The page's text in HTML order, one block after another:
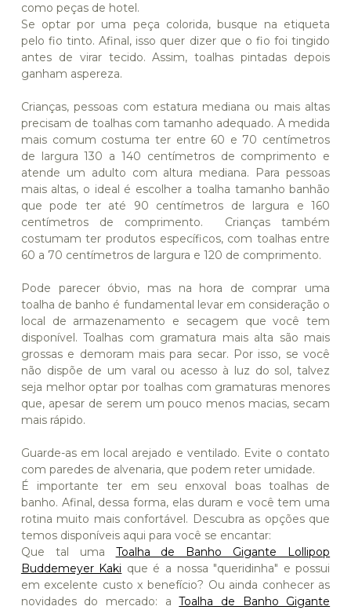
como peças de hotel.
Se optar por uma peça colorida, busque na etiqueta
pelo fio tinto. Afinal, isso quer dizer que o fio foi tingido
antes de virar tecido. Assim, toalhas pintadas depois
ganham aspereza.
Crianças, pessoas com estatura mediana ou mais altas
precisam de toalhas com tamanho adequado. A medida
mais comum costuma ter entre 60 e 70 centímetros
de largura 130 a 140 centímetros de comprimento e
atende um adulto com altura mediana. Para pessoas
mais altas, o ideal é escolher a toalha tamanho banhão
que pode ter até 90 centímetros de largura e 160
centímetros de comprimento. Crianças também
costumam ter produtos específicos, com toalhas entre
60 a 70 centímetros de largura e 120 de comprimento.
Pode parecer óbvio, mas na hora de comprar uma
toalha de banho é fundamental levar em consideração o
local de armazenamento e secagem que você tem
disponível. Toalhas com gramatura mais alta são mais
grossas e demoram mais para secar. Por isso, se você
não dispõe de um varal ou acesso à luz do sol, talvez
seja melhor optar por toalhas com gramaturas menores
que, apesar de serem um pouco menos macias, secam
mais rápido.
Guarde-as em local arejado e ventilado. Evite o contato
com paredes de alvenaria, que podem reter umidade.
É importante ter em seu enxoval boas toalhas de
banho. Afinal, dessa forma, elas duram e você tem uma
rotina muito mais confortável. Descubra as opções que
temos disponíveis aqui para você se encantar:
Que tal uma Toalha de Banho Gigante Lollipop
Buddemeyer Kaki que é a nossa "queridinha" e possui
em excelente custo x benefício? Ou ainda conhecer as
novidades do mercado: aToalha de Banho Gigante